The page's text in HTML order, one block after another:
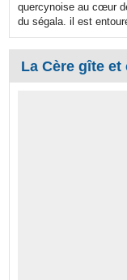
quercynoise au cœur
du ségala. il est